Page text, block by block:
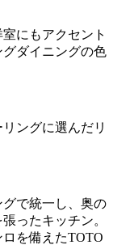
にもアクセント
ダイニングの色
ングに選んだリ
で統一し、奥の
ったキッチン。
を備えたTOTO